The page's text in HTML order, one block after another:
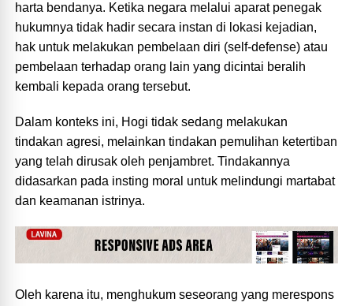
harta bendanya. Ketika negara melalui aparat penegak
hukumnya tidak hadir secara instan di lokasi kejadian,
hak untuk melakukan pembelaan diri (self-defense) atau
pembelaan terhadap orang lain yang dicintai beralih
kembali kepada orang tersebut.
Dalam konteks ini, Hogi tidak sedang melakukan
tindakan agresi, melainkan tindakan pemulihan ketertiban
yang telah dirusak oleh penjambret. Tindakannya
didasarkan pada insting moral untuk melindungi martabat
dan keamanan istrinya.
Oleh karena itu, menghukum seseorang yang merespons